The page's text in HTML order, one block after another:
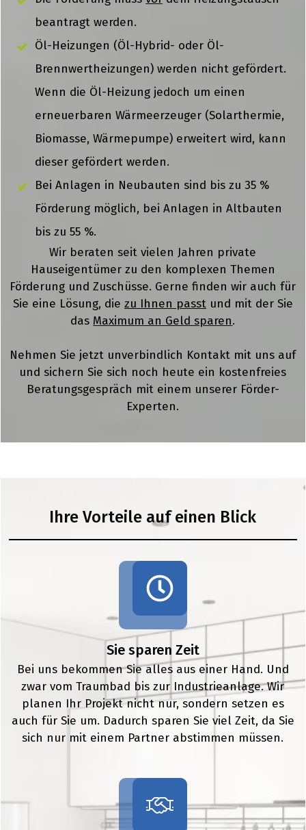
beantragt werden.
Öl-Heizungen (Öl-Hybrid- oder Öl-
Brennwertheizungen) werden nicht gefördert.
Wenn die Öl-Heizung jedoch um einen
erneuerbaren Wärmeerzeuger (Solarthermie,
Biomasse, Wärmepumpe) erweitert wird, kann
dieser gefördert werden.
Bei Anlagen in Neubauten sind bis zu 35 %
Förderung möglich, bei Anlagen in Altbauten
bis zu 55 %.
Wir beraten seit vielen Jahren private
Hauseigentümer zu den komplexen Themen
Förderung und Zuschüsse. Gerne finden wir auch für
Sie eine Lösung, die zu Ihnen passtund mit der Sie
das Maximum an Geld sparen.
Nehmen Sie jetzt unverbindlich Kontakt mit uns auf
und sichern Sie sich noch heute ein kostenfreies
Beratungsgespräch mit einem unserer Förder-
Experten.
Ihre Vorteile auf einen Blick
Sie sparen Zeit
Bei uns bekommen Sie alles aus einer Hand. Und
zwar vom Traumbad bis zur Industrieanlage. Wir
planen Ihr Projekt nicht nur, sondern setzen es
auch für Sie um. Dadurch sparen Sie viel Zeit, da Sie
sich nur mit einem Partner abstimmen müssen.